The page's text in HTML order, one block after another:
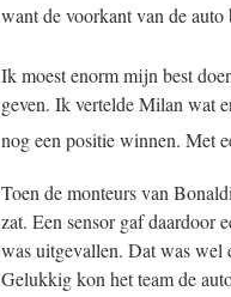
want de voorkant van de
Ik moest enorm mijn best
geven. Ik vertelde Milan wat
nog een positie winnen. Met
Toen de monteurs van
zat. Een sensor gaf daardoor
was uitgevallen. Dat was wel
Gelukkig kon het team de